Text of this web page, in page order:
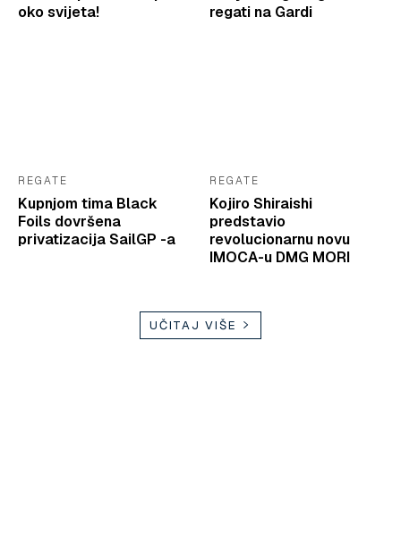
oko svijeta!
regati na Gardi
REGATE
Kupnjom tima Black
Foils dovršena
privatizacija SailGP -a
REGATE
Kojiro Shiraishi
predstavio
revolucionarnu novu
IMOCA-u DMG MORI
UČITAJ VIŠE